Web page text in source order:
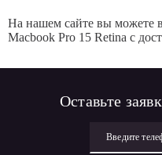
На нашем сайте вы можете
Macbook Pro 15 Retina с
Оставьте